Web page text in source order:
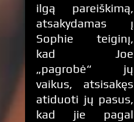
ilgą pareiškimą,
atsakydamas į
Sophie teiginį,
kad Joe
„pagrobė“ jų
vaikus, atsisakęs
atiduoti jų pasus,
kad jie pagal